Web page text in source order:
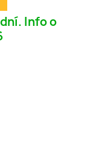
Info o